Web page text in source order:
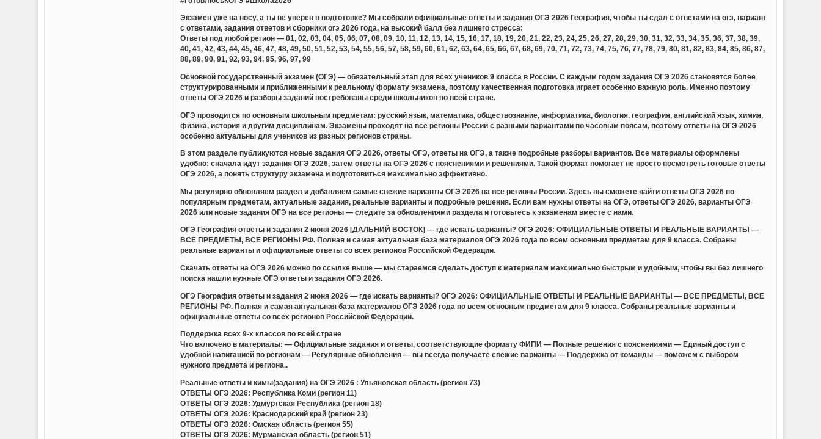
Экзамен уже на носу, а ты не уверен в подготовке? Мы собрали официальные ответы и задания ОГЭ 2026 География, чтобы ты сдал с ответами на огэ, вариант
с ответами, задания ответов и сборники огэ 2026 года, на высокий балл без лишнего стресса:
Ответы под любой регион — 01, 02, 03, 04, 05, 06, 07, 08, 09, 10, 11, 12, 13, 14, 15, 16, 17, 18, 19, 20, 21, 22, 23, 24, 25, 26, 27, 28, 29, 30, 31, 32, 33, 34, 35, 36, 37, 38, 39,
40, 41, 42, 43, 44, 45, 46, 47, 48, 49, 50, 51, 52, 53, 54, 55, 56, 57, 58, 59, 60, 61, 62, 63, 64, 65, 66, 67, 68, 69, 70, 71, 72, 73, 74, 75, 76, 77, 78, 79, 80, 81, 82, 83, 84, 85, 86, 87,
88, 89, 90, 91, 92, 93, 94, 95, 96, 97, 99
Основной государственный экзамен (ОГЭ) — обязательный этап для всех учеников 9 класса в России. С каждым годом задания ОГЭ 2026 становятся более
структурированными и приближенными к реальному формату экзамена, поэтому качественная подготовка играет особенно важную роль. Именно поэтому
ответы ОГЭ 2026 и разборы заданий востребованы среди школьников по всей стране.
ОГЭ проводится по основным школьным предметам: русский язык, математика, обществознание, информатика, биология, география, английский язык, химия,
физика, история и другим дисциплинам. Экзамены проходят на все регионы России с разными вариантами по часовым поясам, поэтому ответы на ОГЭ 2026
особенно актуальны для учеников из разных регионов страны.
В этом разделе публикуются новые задания ОГЭ 2026, ответы ОГЭ, ответы на ОГЭ, а также подробные разборы вариантов. Все материалы оформлены
удобно: сначала идут задания ОГЭ 2026, затем ответы на ОГЭ 2026 с пояснениями и решениями. Такой формат помогает не просто посмотреть готовые ответы
ОГЭ 2026, а понять структуру экзамена и подготовиться максимально эффективно.
Мы регулярно обновляем раздел и добавляем самые свежие варианты ОГЭ 2026 на все регионы России. Здесь вы сможете найти ответы ОГЭ 2026 по
популярным предметам, актуальные задания, реальные варианты и подробные решения. Если вам нужны ответы на ОГЭ, ответы ОГЭ 2026, варианты ОГЭ
2026 или новые задания ОГЭ на все регионы — следите за обновлениями раздела и готовьтесь к экзаменам вместе с нами.
ОГЭ География ответы и задания 2 июня 2026 [ДАЛЬНИЙ ВОСТОК] — где искать варианты? ОГЭ 2026: ОФИЦИАЛЬНЫЕ ОТВЕТЫ И РЕАЛЬНЫЕ ВАРИАНТЫ —
ВСЕ ПРЕДМЕТЫ, ВСЕ РЕГИОНЫ РФ. Полная и самая актуальная база материалов ОГЭ 2026 года по всем основным предметам для 9 класса. Собраны
реальные варианты и официальные ответы со всех регионов Российской Федерации.
Скачать ответы на ОГЭ 2026 можно по ссылке выше — мы стараемся сделать доступ к материалам максимально быстрым и удобным, чтобы вы без лишнего
поиска нашли нужные ОГЭ ответы и задания ОГЭ 2026.
ОГЭ География ответы и задания 2 июня 2026 — где искать варианты? ОГЭ 2026: ОФИЦИАЛЬНЫЕ ОТВЕТЫ И РЕАЛЬНЫЕ ВАРИАНТЫ — ВСЕ ПРЕДМЕТЫ, ВСЕ
РЕГИОНЫ РФ. Полная и самая актуальная база материалов ОГЭ 2026 года по всем основным предметам для 9 класса. Собраны реальные варианты и
официальные ответы со всех регионов Российской Федерации.
Поддержка всех 9-х классов по всей стране
Что включено в материалы: — Официальные задания и ответы, соответствующие формату ФИПИ — Полные решения с пояснениями — Единый доступ с
удобной навигацией по регионам — Регулярные обновления — вы всегда получаете свежие варианты — Поддержка от команды — поможем с выбором
нужного предмета и региона..
Реальные ответы и кимы(задания) на ОГЭ 2026 : Ульяновская область (регион 73)
ОТВЕТЫ ОГЭ 2026: Республика Коми (регион 11)
ОТВЕТЫ ОГЭ 2026: Удмуртская Республика (регион 18)
ОТВЕТЫ ОГЭ 2026: Краснодарский край (регион 23)
ОТВЕТЫ ОГЭ 2026: Омская область (регион 55)
ОТВЕТЫ ОГЭ 2026: Мурманская область (регион 51)